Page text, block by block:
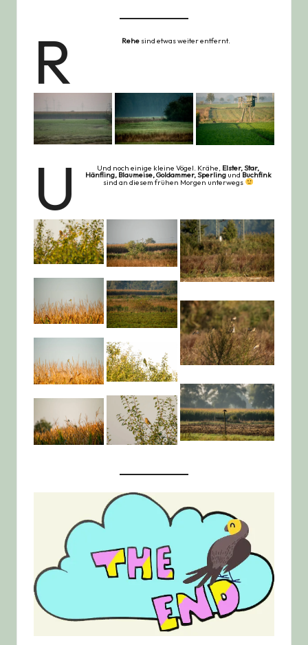
R Rehe sind etwas weiter entfernt.
U Und noch einige kleine Vögel. Krähe, Elster, Star,
Hänfling, Blaumeise, Goldammer, SperlingundBuchfink
sind an diesem frühen Morgen unterwegs